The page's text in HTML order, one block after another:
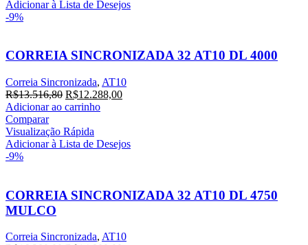
Adicionar à Lista de Desejos
-9%
CORREIA SINCRONIZADA 32 AT10 DL 4000
Correia Sincronizada, AT10
R$13.516,80 R$12.288,00
Adicionar ao carrinho
Comparar
Visualização Rápida
Adicionar à Lista de Desejos
-9%
CORREIA SINCRONIZADA 32 AT10 DL 4750
MULCO
Correia Sincronizada, AT10